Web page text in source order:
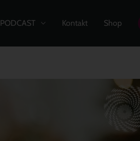
PODCAST Kontakt Shop